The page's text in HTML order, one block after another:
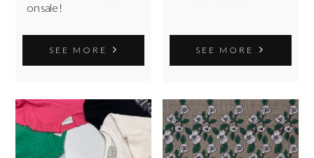
on sale !
SEE MORE SEE MORE